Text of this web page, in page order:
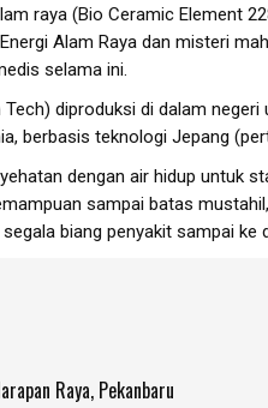
raya (Bio Ceramic Element
Alam Raya dan misteri
selama ini.
diproduksi di dalam negeri
berbasis teknologi Jepang
dengan air hidup untuk
sampai batas
biang penyakit sampai ke
Raya, Pekanbaru